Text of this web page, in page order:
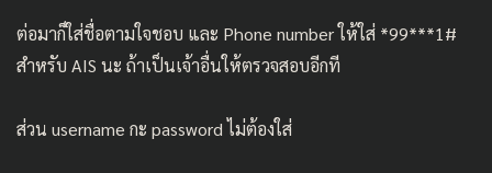
ต่อมาก็ใส่ชื่อตามใจชอบ และ Phone number ให้ใส่ *99***1#
สำหรับ AIS นะ ถ้าเป็นเจ้าอื่นให้ตรวจสอบอีกที
ส่วน username กะ password ไม่ต้องใส่